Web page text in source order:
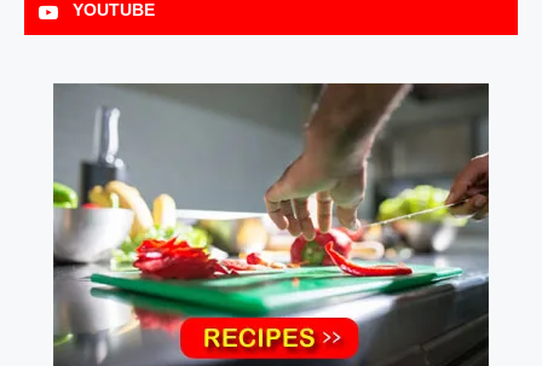
YOUTUBE